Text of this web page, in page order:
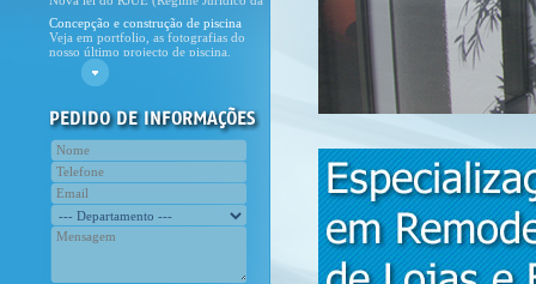
Urbanização e Edifica&
Veja em portfolio, as fotografias do
nosso último projecto de piscina.
Novo site CivilPrime
E cá está, o novo site da CivilPrime!
Curiosidade
Assinala-se no dia 28 de Novembro o
Dia Nacional do Engenheiro.